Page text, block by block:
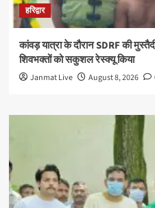
हरिद्वार
कांवड़ यात्रा के दौरान SDRF की
शिवभक्तों को सकुशल रेस्क्यू किया
Janmat Live August 8, 2026